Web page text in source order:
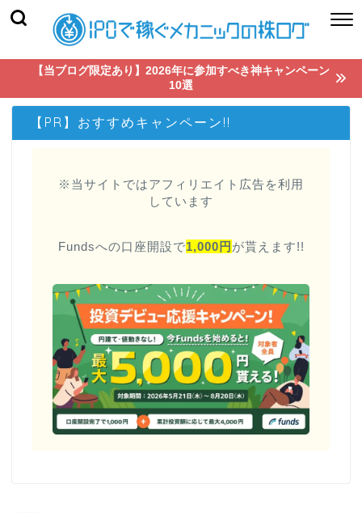
【当ブログ限定あり】2026年に参加すべき神キャンペーン
10選
【PR】おすすめキャンペーン!!
※当サイトではアフィリエイト広告を利用
しています
Fundsへの口座開設で1,000円 が貰えます!!